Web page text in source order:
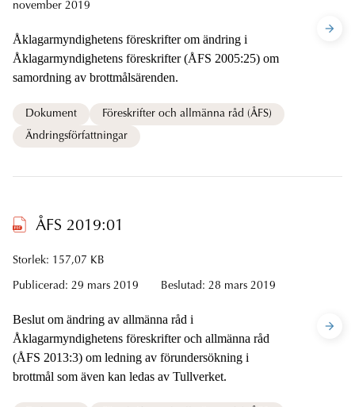
november 2019
Åklagarmyndighetens föreskrifter om ändring i
Åklagarmyndighetens föreskrifter (ÅFS 2005:25) om
samordning av brottmålsärenden.
Dokument
Föreskrifter och allmänna råd (ÅFS)
Ändringsförfattningar
ÅFS 2019:01
Storlek: 157,07 KB
Publicerad: 29 mars 2019 Beslutad: 28 mars 2019
Beslut om ändring av allmänna råd i
Åklagarmyndighetens föreskrifter och allmänna råd
(ÅFS 2013:3) om ledning av förundersökning i
brottmål som även kan ledas av Tullverket.